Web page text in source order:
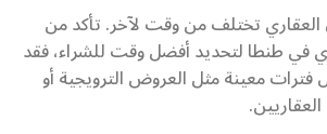
تختلف من وقت لآخر. تأكد من
في طنطا لتحديد أفضل وقت للشراء، فقد
معينة مثل العروض الترويجية أو